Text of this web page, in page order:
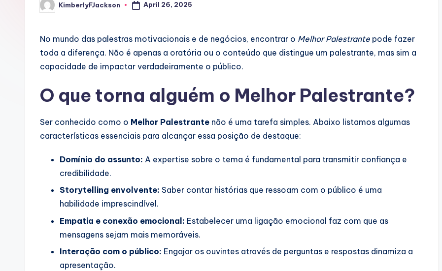
Posted
by
KimberlyFJackson April 26, 2025
No mundo das palestras motivacionais e de negócios, encontrar o Melhor Palestrante pode fazer
toda a diferença. Não é apenas a oratória ou o conteúdo que distingue um palestrante, mas sim a
capacidade de impactar verdadeiramente o público.
O que torna alguém o Melhor Palestrante?
Ser conhecido como o Melhor Palestrante não é uma tarefa simples. Abaixo listamos algumas
características essenciais para alcançar essa posição de destaque:
Domínio do assunto: A expertise sobre o tema é fundamental para transmitir confiança e
credibilidade.
Storytelling envolvente: Saber contar histórias que ressoam com o público é uma
habilidade imprescindível.
Empatia e conexão emocional: Estabelecer uma ligação emocional faz com que as
mensagens sejam mais memoráveis.
Interação com o público: Engajar os ouvintes através de perguntas e respostas dinamiza a
apresentação.